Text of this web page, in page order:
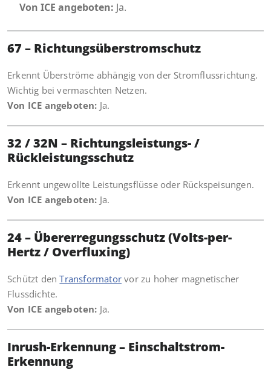
Von ICE angeboten: Ja.
67 – Richtungsüberstromschutz
Erkennt Überströme abhängig von der Stromflussrichtung.
Wichtig bei vermaschten Netzen.
Von ICE angeboten: Ja.
32 / 32N – Richtungsleistungs- /
Rückleistungsschutz
Erkennt ungewollte Leistungsflüsse oder Rückspeisungen.
Von ICE angeboten: Ja.
24 – Übererregungsschutz (Volts-per-
Hertz / Overfluxing)
Schützt denTransformator vor zu hoher magnetischer
Flussdichte.
Von ICE angeboten: Ja.
Inrush-Erkennung – Einschaltstrom-
Erkennung